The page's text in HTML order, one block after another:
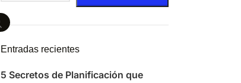
Entradas recientes
5 Secretos de Planificación que